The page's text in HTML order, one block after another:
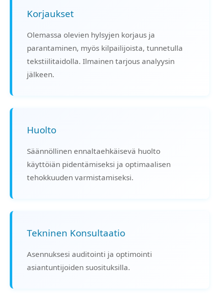
Korjaukset
Olemassa olevien hylsyjen korjaus ja
parantaminen, myös kilpailijoista, tunnetulla
tekstiilitaidolla. Ilmainen tarjous analyysin
jälkeen.
Huolto
Säännöllinen ennaltaehkäisevä huolto
käyttöiän pidentämiseksi ja optimaalisen
tehokkuuden varmistamiseksi.
Tekninen Konsultaatio
Asennuksesi auditointi ja optimointi
asiantuntijoiden suosituksilla.